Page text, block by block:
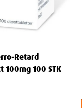
Retard
100mg 100 STK